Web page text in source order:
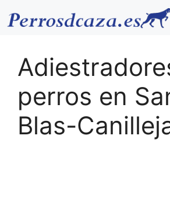
perros en
Blas-